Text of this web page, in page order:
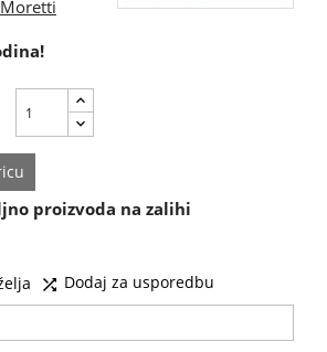
proizvoda na zalihi
 Dodaj za usporedbu